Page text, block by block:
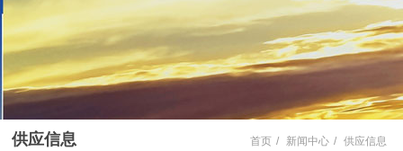
供应信息 首页 / 新闻中心 / 供应信息